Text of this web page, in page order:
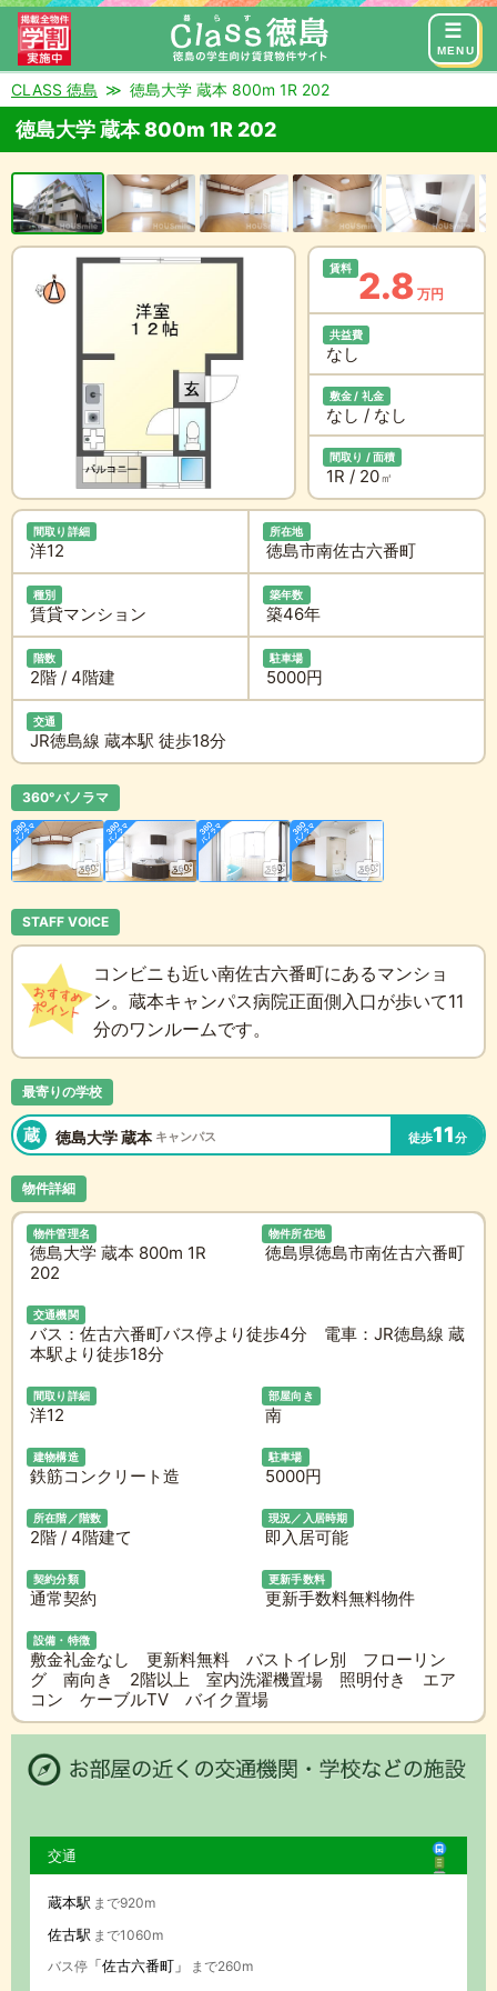
MENU
来店予約 お問い合わせ
CLASS 徳島 徳島大学 蔵本 800m 1R 202
徳島大学 蔵本 800m 1R 202
賃料 2.8 万円
共益費
なし
敷金 / 礼金
なし / なし
間取り / 面積
1R / 20㎡
間取り詳細
洋12
所在地
徳島市南佐古六番町
種別
賃貸マンション
築年数
築46年
階数
2階 / 4階建
駐車場
5000円
交通
JR徳島線 蔵本駅 徒歩18分
360°パノラマ
STAFF VOICE
コンビニも近い南佐古六番町にあるマンショ
ン。蔵本キャンパス病院正面側入口が歩いて11
分のワンルームです。
最寄りの学校
蔵 徳島大学 蔵本 キャンパス 徒歩11分
物件詳細
物件管理名
徳島大学 蔵本 800m 1R
202
物件所在地
徳島県徳島市南佐古六番町
交通機関
バス：佐古六番町バス停より徒歩4分 電車：JR徳島線 蔵
本駅より徒歩18分
間取り詳細
洋12
部屋向き
南
建物構造
鉄筋コンクリート造
駐車場
5000円
所在階／階数
2階 / 4階建て
現況／入居時期
即入居可能
契約分類
通常契約
更新手数料
更新手数料無料物件
設備・特徴
敷金礼金なし 更新料無料 バストイレ別 フローリン
グ 南向き 2階以上 室内洗濯機置場 照明付き エア
コン ケーブルTV バイク置場
交通
蔵本駅 まで920m
佐古駅 まで1060m
バス停「佐古六番町」
まで260m